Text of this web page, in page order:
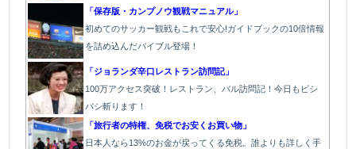
「保存版・カンプノウ観戦マニュアル」
初めてのサッカー観戦もこれで安心!ガイドブックの10倍情報
を詰め込んだバイブル登場！
「ジョランダ辛口レストラン訪問記」
100万アクセス突破！レストラン、バル訪問記！今日もビシ
バシ斬ります！
「旅行者の特権、免税でお安くお買い物」
日本人なら13%のお金が戻ってくる免税。誰よりも詳しく手